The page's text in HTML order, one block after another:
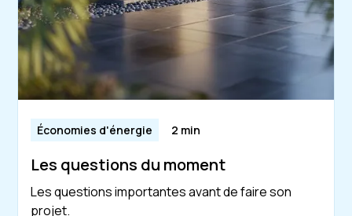
Économies d'énergie 2 min
Les questions du moment
Les questions importantes avant de faire son
projet.